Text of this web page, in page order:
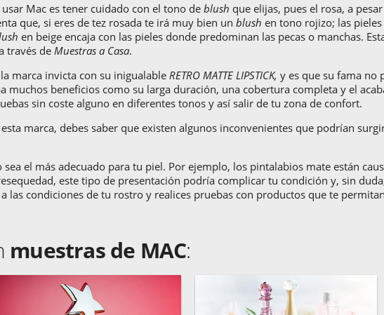
Mac es tener cuidado con el tono deblush que elijas, pues el rosa, a
que, si eres de tez rosada te irá muy bien unblushen tono rojizo; las
en beige encaja con las pieles donde predominan las pecas o manchas.
través de Muestras a Casa.
marca invicta con su inigualable RETRO MATTE LIPSTICK,y es que su fama no
beneficios como su larga duración, una cobertura completa y el
sin coste alguno en diferentes tonos y así salir de tu zona de confort.
marca, debes saber que existen algunos inconvenientes que podrían
el más adecuado para tu piel. Por ejemplo, los pintalabios mate están
este tipo de presentación podría complicar tu condición y, sin
las condiciones de tu rostro y realices pruebas con productos que te
muestras de MAC: